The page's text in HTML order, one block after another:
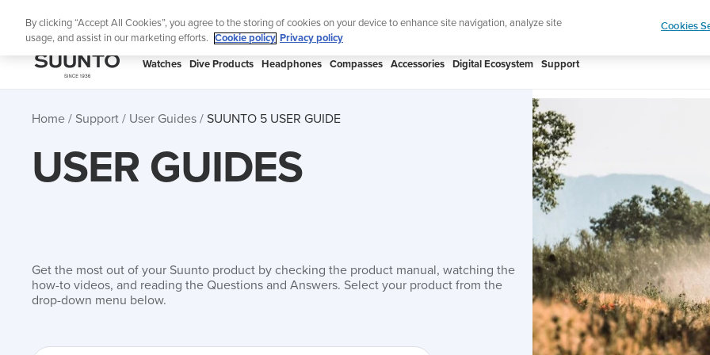
Lightweight sports watch designed for runners Shop
SUUNTO
Watches Dive Products Headphones Compasses Accessories Digital Ecosystem Support
Home Support User Guides SUUNTO 5 USER GUIDE
USER GUIDES
Get the most out of your Suunto product by checking the product manual, watching the
how-to videos, and reading the Questions and Answers. Select your product from the
drop-down menu below.
By clicking “Accept All Cookies”, you agree to the storing of cookies on your device to enhance site navigation, analyze site
usage, and assist in our marketing efforts.
Cookie policy Privacy policy
Cookies